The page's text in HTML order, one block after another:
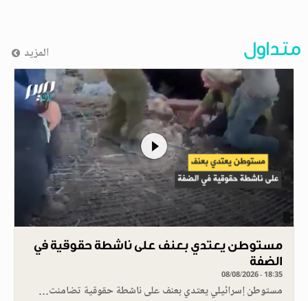
متداول المزيد
مستوطن يعتدي بعنف على ناشطة حقوقية في
الضفة
08/08/2026 - 18:35
مستوطن إسرائيلي يعتدي بعنف على ناشطة حقوقية تضامنت…